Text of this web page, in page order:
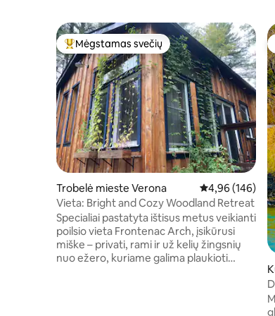
Svečių mėgstamiausias
Mėgstamas svečių
Trobelė mieste Verona Vidutinis
4,96 (146)
Vieta: Bright and Cozy Woodland Retreat
Specialiai pastatyta ištisus metus veikianti
poilsio vieta Frontenac Arch, įsikūrusi
miške – privati, rami ir už kelių žingsnių
nuo ežero, kuriame galima plaukioti